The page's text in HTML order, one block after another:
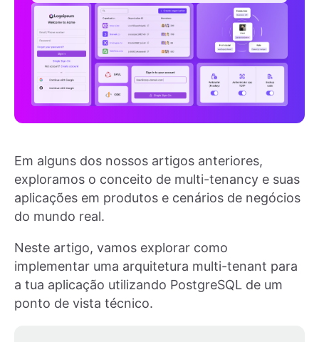
Em alguns dos nossos artigos anteriores,
exploramos o conceito de multi-tenancy e suas
aplicações em produtos e cenários de negócios
do mundo real.
Neste artigo, vamos explorar como
implementar uma arquitetura multi-tenant para
a tua aplicação utilizando PostgreSQL de um
ponto de vista técnico.